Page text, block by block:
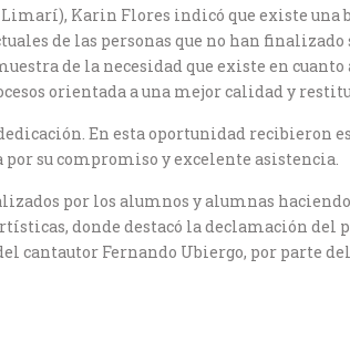
Karin Flores indicó que existe
de las personas que no han
de la necesidad que existe en cuanto
orientada a una mejor calidad y
En esta oportunidad recibieron
por su compromiso y excelente asistencia.
por los alumnos y alumnas
donde destacó la declamación del
cantautor Fernando Ubiergo, por parte